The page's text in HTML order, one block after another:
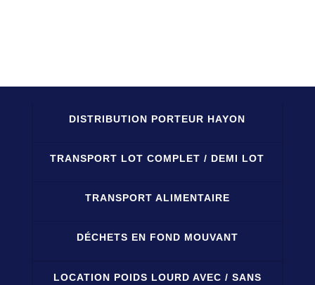
DISTRIBUTION PORTEUR HAYON
TRANSPORT LOT COMPLET / DEMI LOT
TRANSPORT ALIMENTAIRE
DÉCHETS EN FOND MOUVANT
LOCATION POIDS LOURD AVEC / SANS